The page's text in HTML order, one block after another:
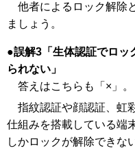
他者によるロック解除
ましょう。
誤解3「生体認証でロッ
られない」
答えはこちらも「×」。
指紋認証や顔認証、虹
仕組みを搭載している端
しかロックが解除できな